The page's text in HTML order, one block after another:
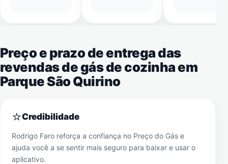
Preço e prazo de entrega das
revendas de gás de cozinha em
Parque São Quirino
⭐Credibilidade
Rodrigo Faro reforça a confiança no Preço do Gás e
ajuda você a se sentir mais seguro para baixar e usar o
aplicativo.